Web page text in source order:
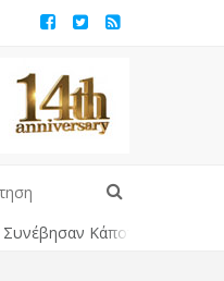
Κάποτε στο Παρελθόν